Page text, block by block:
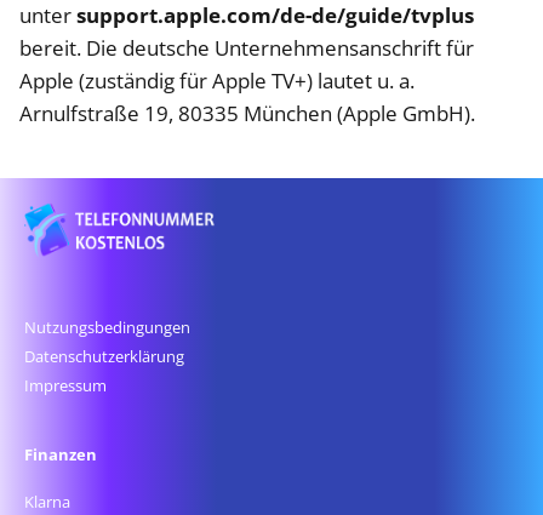
untersupport.apple.com/de-de/guide/tvplus
bereit. Die deutsche Unternehmensanschrift für
Apple (zuständig für Apple TV+) lautet u. a.
Arnulfstraße 19, 80335 München (Apple GmbH).
Nutzungsbedingungen
Datenschutz­erklärung
Impressum
Finanzen
Klarna